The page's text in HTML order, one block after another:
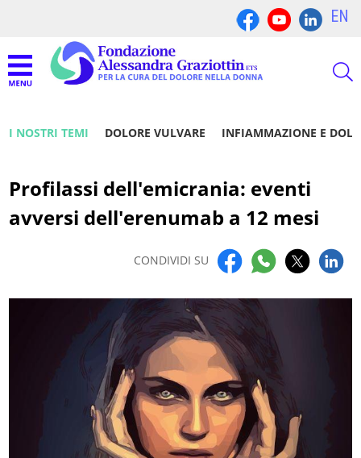
EN
I NOSTRI TEMI DOLORE VULVARE INFIAMMAZIONE E
Profilassi dell'emicrania: eventi
avversi dell'erenumab a 12 mesi
CONDIVIDI SU